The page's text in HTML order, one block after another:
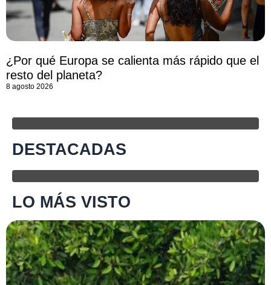
¿Por qué Europa se calienta más rápido que el
resto del planeta?
8 agosto 2026
DESTACADAS
LO MÁS VISTO